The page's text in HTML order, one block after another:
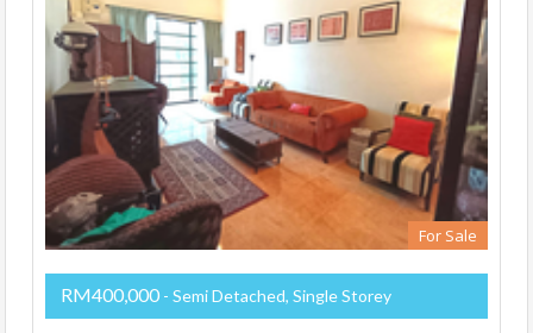
For Sale
RM400,000 - Semi Detached, Single Storey